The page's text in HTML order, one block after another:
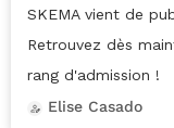
SKEMA vient de
Retrouvez dès
rang d'admission !
Elise Casado